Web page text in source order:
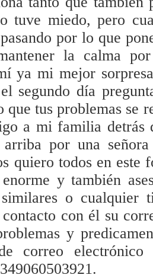
tuve miedo, pero
por lo que
la calma
ya mi mejor
segundo día
tus problemas se
a mi familia detrás
por una
quiero todos en este
y también
o cualquier
contacto con él su
y
correo electrónico